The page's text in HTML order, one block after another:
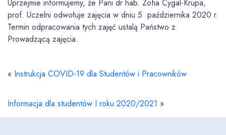
Uprzejmie informujemy, że Pani dr hab. Zofia Cygal-Krupa,
prof. Uczelni odwołuje zajęcia w dniu 5 października 2020 r.
Termin odpracowania tych zajęć ustalą Państwo z
Prowadzącą zajęcia.
« Instrukcja COVID-19 dla Studentów i Pracowników
Informacja dla studentów I roku 2020/2021 »